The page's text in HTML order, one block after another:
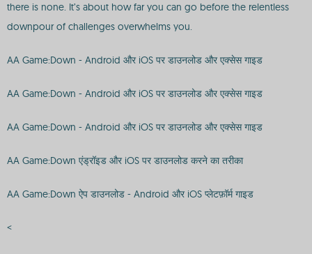
there is none. It’s about how far you can go before the relentless
downpour of challenges overwhelms you.
AA Game:Down - Android और iOS पर डाउनलोड और एक्सेस गाइड
AA Game:Down - Android और iOS पर डाउनलोड और एक्सेस गाइड
AA Game:Down - Android और iOS पर डाउनलोड और एक्सेस गाइड
AA Game:Down एंड्रॉइड और iOS पर डाउनलोड करने का तरीका
AA Game:Down ऐप डाउनलोड - Android और iOS प्लेटफ़ॉर्म गाइड
<